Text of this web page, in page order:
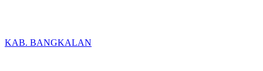
KAB. BANGKALAN